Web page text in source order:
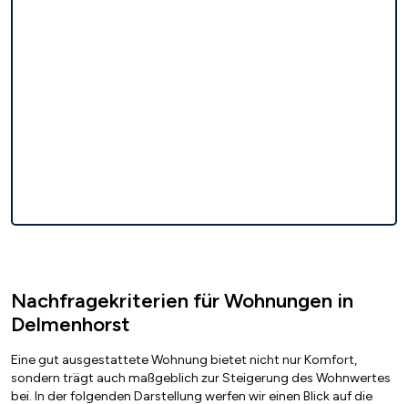
Nachfragekriterien für Wohnungen in
Delmenhorst
Eine gut ausgestattete Wohnung bietet nicht nur Komfort,
sondern trägt auch maßgeblich zur Steigerung des Wohnwertes
bei. In der folgenden Darstellung werfen wir einen Blick auf die